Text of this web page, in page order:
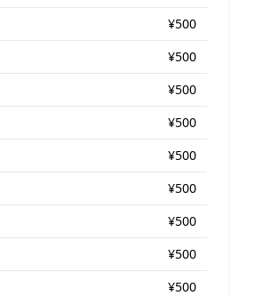
¥500
¥500
¥500
¥500
¥500
¥500
¥500
¥500
¥500